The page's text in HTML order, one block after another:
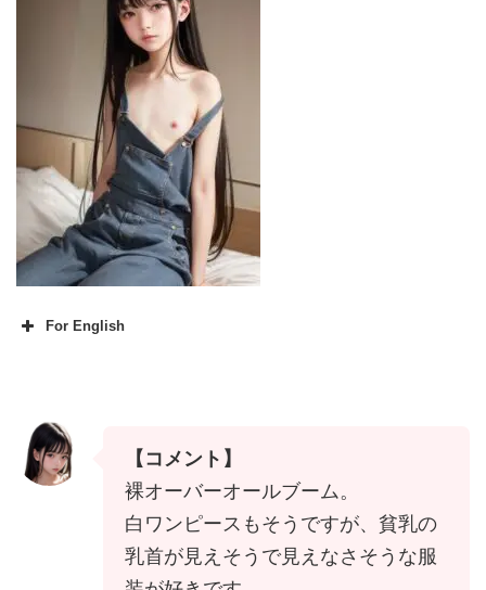
For English
I like white dresses as well, but I li
ke to wear clothes that seem to s
how flat chest and not her nipple
s.
Any good outfits?
【コメント】
裸オーバーオールブーム。
白ワンピースもそうですが、貧乳の
乳首が見えそうで見えなさそうな服